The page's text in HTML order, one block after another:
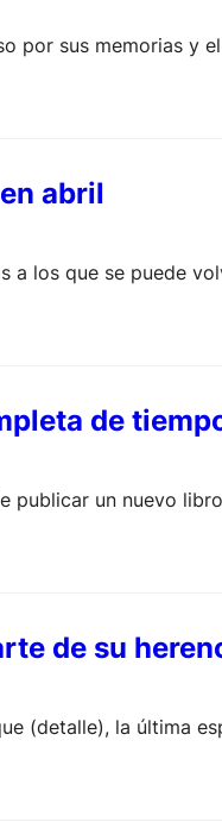
por sus memorias y
abril
los que se puede
de
publicar un nuevo
de su
(detalle), la última